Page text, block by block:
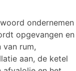
ondernemen
opgevangen en
rum,
aan, de ketel